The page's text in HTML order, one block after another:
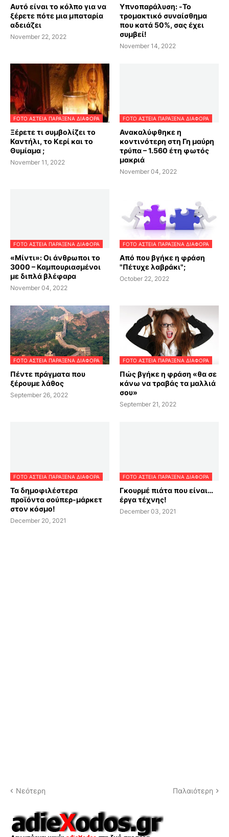
Αυτό είναι το κόλπο για να
ξέρετε πότε μια μπαταρία
αδειάζει
November 22, 2022
Υπνοπαράλυση: -Το
τρομακτικό συναίσθημα
που κατά 50%, σας έχει
συμβεί!
November 14, 2022
FOTO ΑΣΤΕΙΑ ΠΑΡΑΞΕΝΑ ΔΙΑΦΟΡΑ
Ξέρετε τι συμβολίζει το
Καντήλι, το Κερί και το
Θυμίαμα ;
November 11, 2022
FOTO ΑΣΤΕΙΑ ΠΑΡΑΞΕΝΑ ΔΙΑΦΟΡΑ
Ανακαλύφθηκε η
κοντινότερη στη Γη μαύρη
τρύπα – 1.560 έτη φωτός
μακριά
November 04, 2022
FOTO ΑΣΤΕΙΑ ΠΑΡΑΞΕΝΑ ΔΙΑΦΟΡΑ
«Μίντι»: Oι άνθρωποι το
3000 – Καμπουριασμένοι
με διπλά βλέφαρα
November 04, 2022
FOTO ΑΣΤΕΙΑ ΠΑΡΑΞΕΝΑ ΔΙΑΦΟΡΑ
Από που βγήκε η φράση
"Πέτυχε λαβράκι";
October 22, 2022
FOTO ΑΣΤΕΙΑ ΠΑΡΑΞΕΝΑ ΔΙΑΦΟΡΑ
Πέντε πράγματα που
ξέρουμε λάθος
September 26, 2022
FOTO ΑΣΤΕΙΑ ΠΑΡΑΞΕΝΑ ΔΙΑΦΟΡΑ
Πώς βγήκε η φράση «θα σε
κάνω να τραβάς τα μαλλιά
σου»
September 21, 2022
FOTO ΑΣΤΕΙΑ ΠΑΡΑΞΕΝΑ ΔΙΑΦΟΡΑ
Τα δημοφιλέστερα
προϊόντα σούπερ-μάρκετ
στον κόσμο!
December 20, 2021
FOTO ΑΣΤΕΙΑ ΠΑΡΑΞΕΝΑ ΔΙΑΦΟΡΑ
Γκουρμέ πιάτα που είναι…
έργα τέχνης!
December 03, 2021
Νεότερη Παλαιότερη